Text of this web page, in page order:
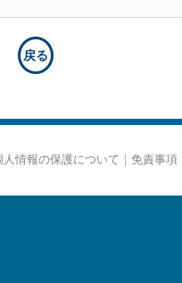
戻る
人情報の保護について 免責事項